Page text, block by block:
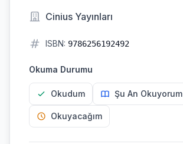
Cinius Yayınları
ISBN: 9786256192492
Okuma Durumu
Okudum Şu An Okuyorum
Okuyacağım